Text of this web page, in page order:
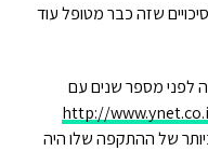
שזה כבר מטופל עוד
לפני מספר שנים עם
http://
של ההתקפה שלו היה